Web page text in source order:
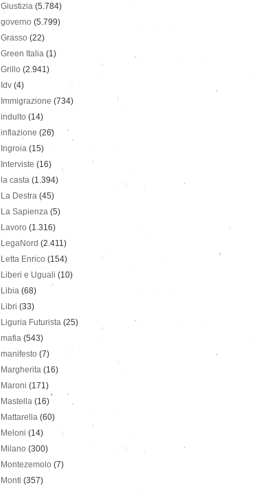
Giustizia (5.784)
governo (5.799)
Grasso (22)
Green Italia (1)
Grillo (2.941)
Idv (4)
Immigrazione (734)
indulto (14)
inflazione (26)
Ingroia (15)
Interviste (16)
la casta (1.394)
La Destra (45)
La Sapienza (5)
Lavoro (1.316)
LegaNord (2.411)
Letta Enrico (154)
Liberi e Uguali (10)
Libia (68)
Libri (33)
Liguria Futurista (25)
mafia (543)
manifesto (7)
Margherita (16)
Maroni (171)
Mastella (16)
Mattarella (60)
Meloni (14)
Milano (300)
Montezemolo (7)
Monti (357)